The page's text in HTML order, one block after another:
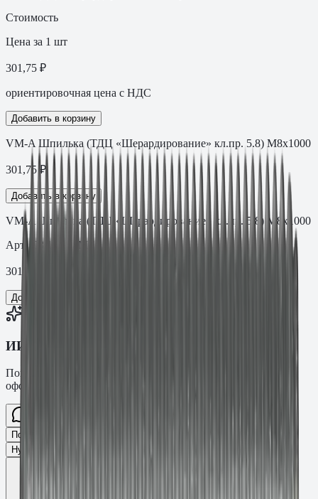
Стоимость
Цена за 1 шт
301,75 ₽
ориентировочная цена с НДС
Добавить в корзину
VM-A Шпилька (ТДЦ «Шерардирование» кл.пр. 5.8) M8х1000
301,75₽
Добавить в корзину
VM-A Шпилька (ТДЦ «Шерардирование» кл.пр. 5.8) M8х1000
Арт. .08.1000VMF
301,75
Добавить в корзину
ИИ-консультант Fasty
Помогу подобрать товар, расскажу характеристики и
оформлю заявку.
Подобрать размер
Нужен ТС/ТО